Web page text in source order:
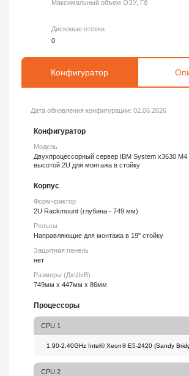
Конфигуратор
Дата обновления конфигурации: 02.06.2026
Конфигуратор
Модель
Двухпроцессорный сервер IBM System x3630 M4
высотой 2U для монтажа в стойку
Корпус
Форм-фактор
2U Rackmount (глубина - 749 мм)
Рельсы
Направляющие для монтажа в 19" стойку
Защитная панель
нет
Размеры (ДхШхВ)
749мм х 447мм х 86мм
Процессоры
CPU 1
CPU 2
Максимальный объем ОЗУ, Гб
Дисковые отсеки
0